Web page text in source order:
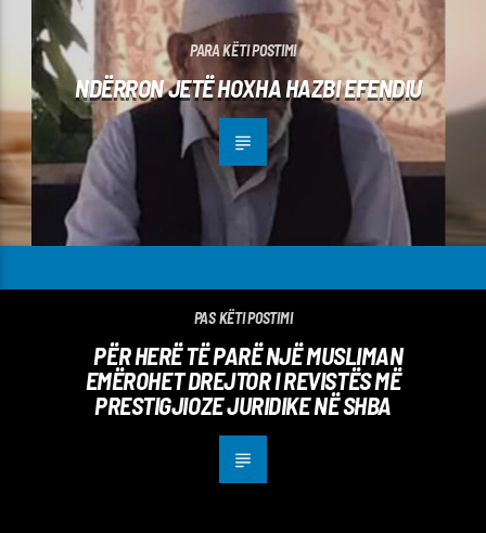
PARA KËTI POSTIMI
NDËRRON JETË HOXHA HAZBI EFENDIU
PAS KËTI POSTIMI
PËR HERË TË PARË NJË MUSLIMAN
EMËROHET DREJTOR I REVISTËS MË
PRESTIGJIOZE JURIDIKE NË SHBA